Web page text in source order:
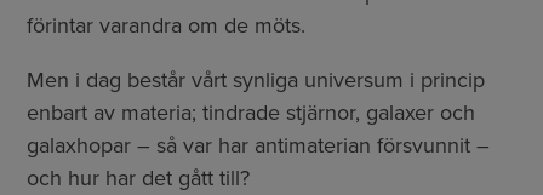
förintar varandra om de möts.
Men i dag består vårt synliga universum i princip
enbart av materia; tindrade stjärnor, galaxer och
galaxhopar – så var har antimaterian försvunnit –
och hur har det gått till?